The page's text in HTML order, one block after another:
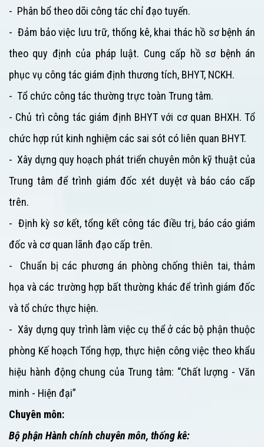
- Phân bổ theo dõi công tác chỉ đạo tuyến.
- Đảm bảo việc lưu trữ, thống kê, khai thác hồ sơ bệnh án
theo quy định của pháp luật. Cung cấp hồ sơ bệnh án
phục vụ công tác giám định thương tích, BHYT, NCKH.
- Tổ chức công tác thường trực toàn Trung tâm.
- Chủ trì công tác giám định BHYT với cơ quan BHXH. Tổ
chức hợp rút kinh nghiệm các sai sót có liên quan BHYT.
- Xây dựng quy hoạch phát triển chuyên môn kỹ thuật của
Trung tâm để trình giám đốc xét duyệt và báo cáo cấp
trên.
- Định kỳ sơ kết, tổng kết công tác điều trị, báo cáo giám
đốc và cơ quan lãnh đạo cấp trên.
- Chuẩn bị các phương án phòng chống thiên tai, thảm
họa và các trường hợp bất thường khác để trình giám đốc
và tổ chức thực hiện.
- Xây dựng quy trình làm việc cụ thể ở các bộ phận thuộc
phòng Kế hoạch Tổng hợp, thực hiện công việc theo khẩu
hiệu hành động chung của Trung tâm: “Chất lượng - Văn
minh - Hiện đại”
Chuyên môn:
Bộ phận Hành chính chuyên môn, thống kê: